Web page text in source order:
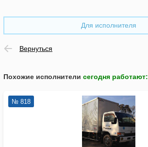
Для исполнителя
Вернуться
Похожие исполнители сегодня работают:
№ 818